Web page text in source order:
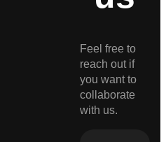
Feel free to
reach out if
you want to
collaborate
with us.